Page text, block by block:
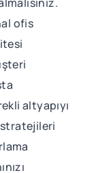
ofis
altyapıyı